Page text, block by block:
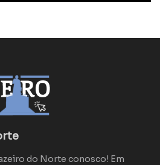
do Norte conosco! Em